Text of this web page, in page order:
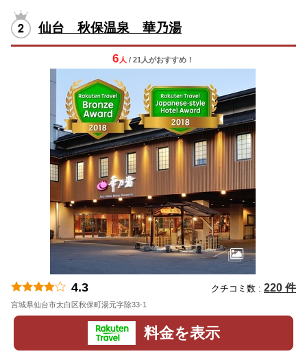
仙台 秋保温泉 華乃湯
6 人 / 21人がおすすめ！
4.3 クチコミ数 : 220 件
宮城県仙台市太白区秋保町湯元字除33-1
料金を表示